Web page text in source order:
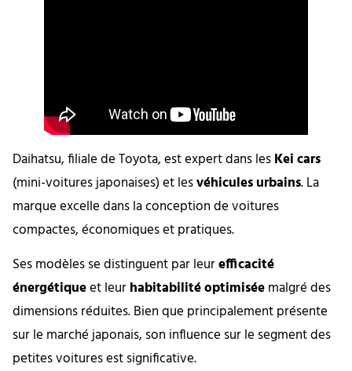
Daihatsu, filiale de Toyota, est expert dans lesKei cars
(mini-voitures japonaises) et lesvéhicules urbains. La
marque excelle dans la conception de voitures
compactes, économiques et pratiques.
Ses modèles se distinguent par leurefficacité
énergétiqueet leurhabitabilité optimiséemalgré des
dimensions réduites. Bien que principalement présente
sur le marché japonais, son influence sur le segment des
petites voitures est significative.